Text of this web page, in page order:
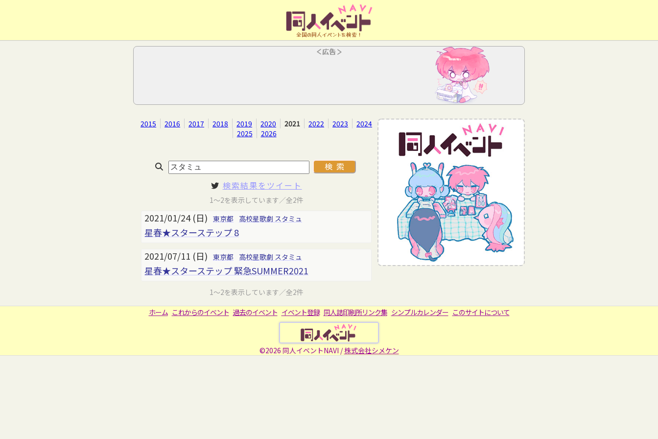
全国の同人イベントを検索！
＜広告＞
2015 2016 2017 2018 2019 2020 2021 2022 2023
2024
2025
2026
検索結果をツイート
1～2を表示しています／全2件
2021/01/24 (日) 東京都 高校星歌劇 スタミュ
星春★スターステップ 8
2021/07/11 (日) 東京都 高校星歌劇 スタミュ
星春★スターステップ 緊急SUMMER2021
1～2を表示しています／全2件
ホーム これからのイベント 過去のイベント イベント登録 同人誌印刷所リンク集 シンプルカレンダー このサイトについて
©2026 同人イベントNAVI /株式会社シメケン